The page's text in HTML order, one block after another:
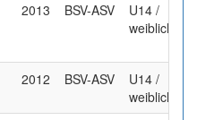
2013 BSV-ASV
U14 /
weiblich
2012 BSV-ASV
U14 /
weiblich